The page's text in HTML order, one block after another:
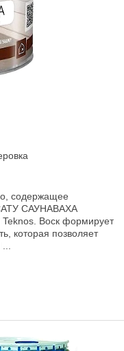
содержащее
САУНАВАХА
Воск формирует
которая позволяет
...